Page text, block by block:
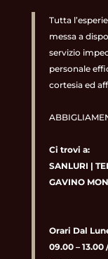
Tutta
messa a
servizio
personale
cortesia ed
Ci trovi a:
SANLURI |
GAVINO
Orari Dal
09.00 – 13.00